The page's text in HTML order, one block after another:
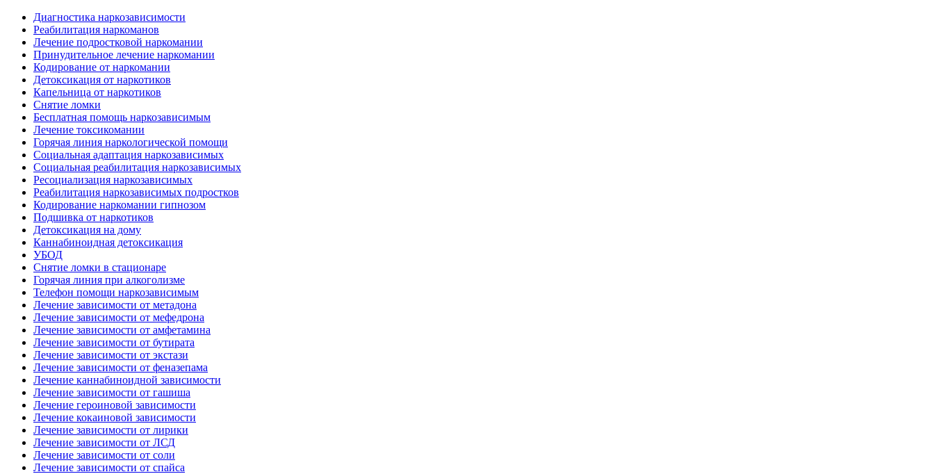
Диагностика наркозависимости
Реабилитация наркоманов
Лечение подростковой наркомании
Принудительное лечение наркомании
Кодирование от наркомании
Детоксикация от наркотиков
Капельница от наркотиков
Снятие ломки
Бесплатная помощь наркозависимым
Лечение токсикомании
Горячая линия наркологической помощи
Социальная адаптация наркозависимых
Социальная реабилитация наркозависимых
Ресоциализация наркозависимых
Реабилитация наркозависимых подростков
Кодирование наркомании гипнозом
Подшивка от наркотиков
Детоксикация на дому
Каннабиноидная детоксикация
УБОД
Снятие ломки в стационаре
Горячая линия при алкоголизме
Телефон помощи наркозависимым
Лечение зависимости от метадона
Лечение зависимости от мефедрона
Лечение зависимости от амфетамина
Лечение зависимости от бутирата
Лечение зависимости от экстази
Лечение зависимости от феназепама
Лечение каннабиноидной зависимости
Лечение зависимости от гашиша
Лечение героиновой зависимости
Лечение кокаиновой зависимости
Лечение зависимости от лирики
Лечение зависимости от ЛСД
Лечение зависимости от соли
Лечение зависимости от спайса